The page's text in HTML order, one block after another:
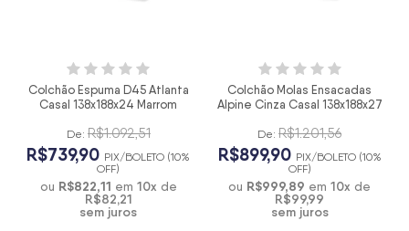
Colchão Espuma D45 Atlanta
Casal 138x188x24 Marrom
De: R$1.092,51
R$739,90 PIX/BOLETO (10%
OFF)
ou R$822,11 em 10x de
R$82,21
sem juros
Colchão Molas Ensacadas
Alpine Cinza Casal 138x188x27
De: R$1.201,56
R$899,90 PIX/BOLETO (10%
OFF)
ou R$999,89 em10x de
R$99,99
sem juros